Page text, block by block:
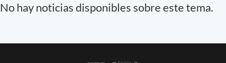
No hay noticias disponibles sobre este tema.